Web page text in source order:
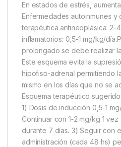
En estados de estrés,
Enfermedades autoinmunes
terapéutica antineoplásica: 2-
inflamatorios: 0,5-1 mg/kg/
prolongado se debe realizar
Este esquema evita la
hipofiso-adrenal permitiendo
mismo en los días que no se
Esquema terapéutico sugerido:
1) Dosis de inducción 0,5-1
Continuar con 1-2 mg/kg 1
durante 7 días. 3) Seguir con
administración (cada 48 hs)